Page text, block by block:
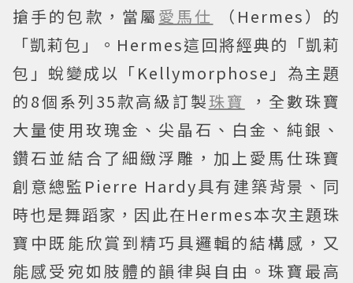
搶手的包款，當屬 愛馬仕
（Hermes）的
「凱莉包」。Hermes這回將經典的「凱莉
包」蛻變成以「Kellymorphose」為主題
的8個系列35款高級訂製珠寶
，全數珠寶
大量使用玫瑰金、尖晶石、白金、純銀、
鑽石並結合了細緻浮雕，加上愛馬仕珠寶
創意總監Pierre Hardy具有建築背景、同
時也是舞蹈家，因此在Hermes本次主題珠
寶中既能欣賞到精巧具邏輯的結構感，又
能感受宛如肢體的韻律與自由。珠寶最高